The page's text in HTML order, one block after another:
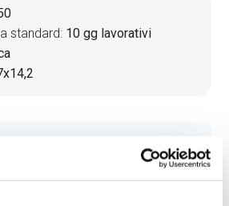
standard: 10 gg lavorativi
& BOZZA GRATUITA
la suddivisione per
taglie e colore